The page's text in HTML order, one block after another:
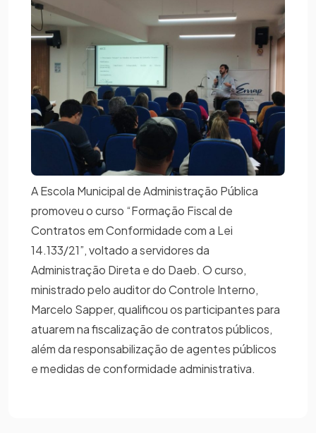
A Escola Municipal de Administração Pública
promoveu o curso “Formação Fiscal de
Contratos em Conformidade com a Lei
14.133/21”, voltado a servidores da
Administração Direta e do Daeb. O curso,
ministrado pelo auditor do Controle Interno,
Marcelo Sapper, qualificou os participantes para
atuarem na fiscalização de contratos públicos,
além da responsabilização de agentes públicos
e medidas de conformidade administrativa.